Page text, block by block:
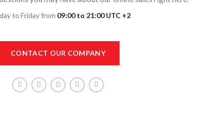
to Friday from 09:00 to 21:00 UTC +2
CONTACT OUR COMPANY